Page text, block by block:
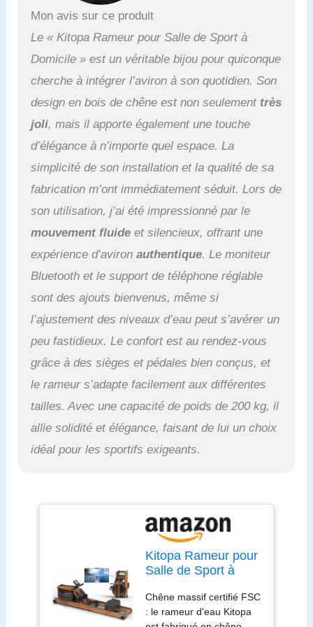
imite le mouvement de
une expérience d'aviron
plus naturelle et plus
lisse. Vous pouvez régler
la résistance en
augmentant ou en
d'eau afin de répondre à
votre propre intensité
confortable et roulettes
en polyuréthane
plus de confort et de
stabilité lors de la rame.
double rail disperse
efficacement la pression
minimisant l'usure et
prolongeant la durée de
Bluetooth et compatible
avec Kinomap : le rameur
pliable se connecte à
Bluetooth, vous
permettant de profiter de
divers scénarios d'aviron
virtuels. Faites
réalisme et le plaisir de
l'aviron. En tant que
partenaire kinomap, vous
pouvez profiter d'un
44 jours, y compris un
essai de 14 jours et un
Mon avis sur ce produit
Le « Kitopa Rameur pour Salle de Sport à
Domicile » est un véritable bijou pour quiconque
cherche à intégrer l’aviron à son quotidien. Son
design en bois de chêne est non seulement très
joli, mais il apporte également une touche
d’élégance à n’importe quel espace. La
simplicité de son installation et la qualité de sa
fabrication m’ont immédiatement séduit. Lors de
son utilisation, j’ai été impressionné par le
mouvement fluide et silencieux, offrant une
expérience d’avironauthentique. Le moniteur
Bluetooth et le support de téléphone réglable
sont des ajouts bienvenus, même si
l’ajustement des niveaux d’eau peut s’avérer un
peu fastidieux. Le confort est au rendez-vous
grâce à des sièges et pédales bien conçus, et
le rameur s’adapte facilement aux différentes
tailles. Avec une capacité de poids de 200 kg, il
allie solidité et élégance, faisant de lui un choix
idéal pour les sportifs exigeants.
Kitopa Rameur pour
Salle de Sport à
Pliable en Bois de
chêne avec
Chêne massif certifié FSC
: le rameur d'eau Kitopa